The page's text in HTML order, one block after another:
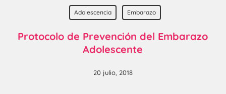
Adolescencia Embarazo
Protocolo de Prevención del Embarazo
Adolescente
20 julio, 2018